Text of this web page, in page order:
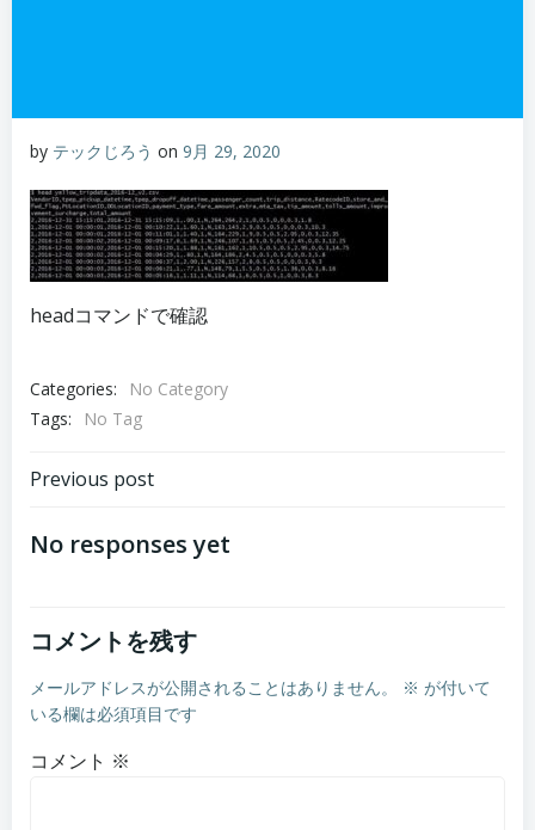
by テックじろう on 9月 29, 2020
headコマンドで確認
Categories:
No Category
Tags:
No Tag
Post
Previous post
No responses yet
コメントを残す
メールアドレスが公開されることはありません。 ※ が付いて
いる欄は必須項目です
コメント ※